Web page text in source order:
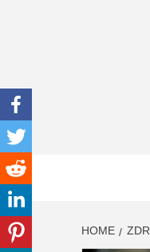
HOME